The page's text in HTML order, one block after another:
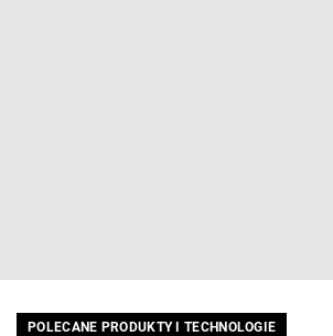
POLECANE PRODUKTY I TECHNOLOGIE